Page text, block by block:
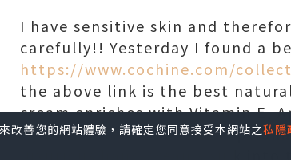
I have sensitive skin and
carefully!! Yesterday I found a
https://www.cochine.com/
the above link is the best
cream enriches with Vitamin E,
Hyaluronate for their
luxurious hand creams sink
善您的網站體驗，請確定您同意接受本網站之私隱